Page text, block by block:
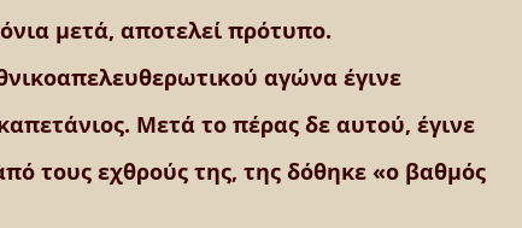
μετά, αποτελεί πρότυπο.
αγώνα έγινε
Μετά το πέρας δε αυτού, έγινε
τους εχθρούς της, της δόθηκε «ο βαθμός